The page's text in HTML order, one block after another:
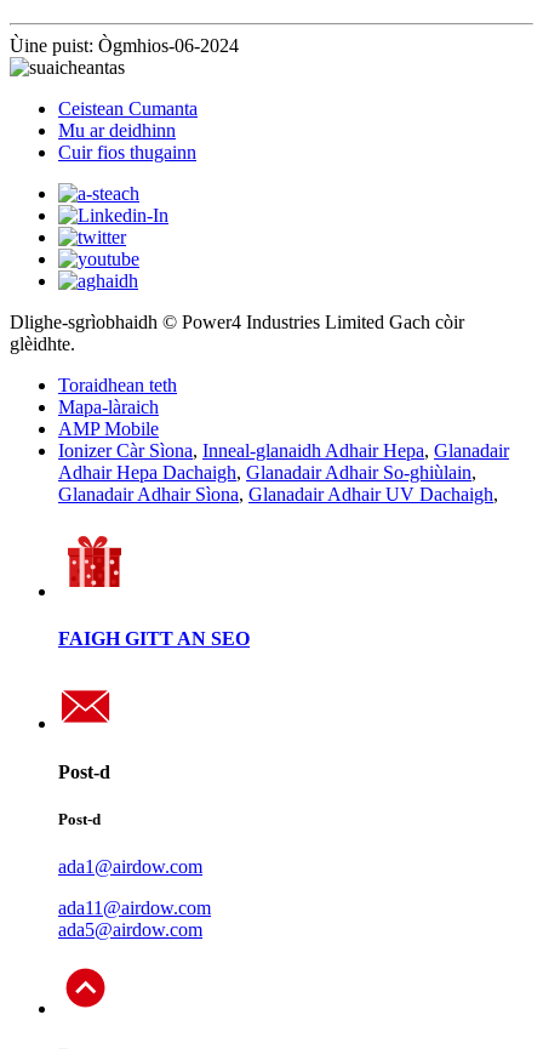
Ùine puist: Ògmhios-06-2024
Ceistean Cumanta
Mu ar deidhinn
Cuir fios thugainn
Dlighe-sgrìobhaidh © Power4 Industries Limited Gach còir
glèidhte.
Toraidhean teth
Mapa-làraich
AMP Mobile
Ionizer Càr Sìona, Inneal-glanaidh Adhair Hepa, Glanadair
Adhair Hepa Dachaigh, Glanadair Adhair So-ghiùlain,
Glanadair Adhair Sìona, Glanadair Adhair UV Dachaigh,
FAIGH GITT AN SEO
Post-d
Post-d
ada1@airdow.com
ada11@airdow.com
ada5@airdow.com